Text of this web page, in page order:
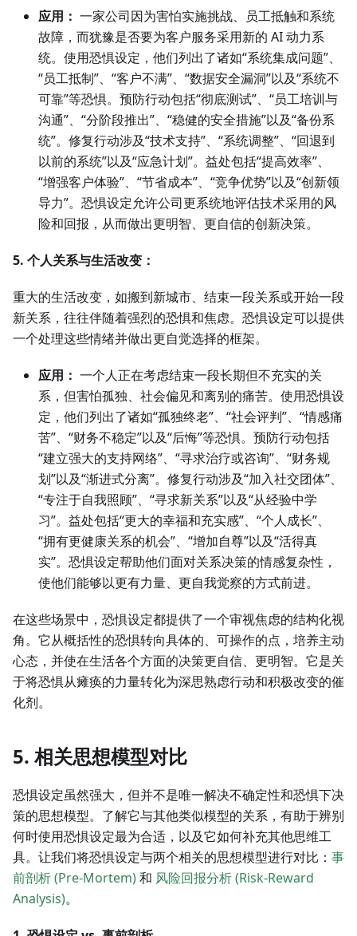
应用： 一家公司因为害怕实施挑战、员工抵触和系统
故障，而犹豫是否要为客户服务采用新的 AI 动力系
统。使用恐惧设定，他们列出了诸如“系统集成问题”、
“员工抵制”、“客户不满”、“数据安全漏洞”以及“系统不
可靠”等恐惧。预防行动包括“彻底测试”、“员工培训与
沟通”、“分阶段推出”、“稳健的安全措施”以及“备份系
统”。修复行动涉及“技术支持”、“系统调整”、“回退到
以前的系统”以及“应急计划”。益处包括“提高效率”、
“增强客户体验”、“节省成本”、“竞争优势”以及“创新领
导力”。恐惧设定允许公司更系统地评估技术采用的风
险和回报，从而做出更明智、更自信的创新决策。
5. 个人关系与生活改变：
重大的生活改变，如搬到新城市、结束一段关系或开始一段
新关系，往往伴随着强烈的恐惧和焦虑。恐惧设定可以提供
一个处理这些情绪并做出更自觉选择的框架。
应用： 一个人正在考虑结束一段长期但不充实的关
系，但害怕孤独、社会偏见和离别的痛苦。使用恐惧设
定，他们列出了诸如“孤独终老”、“社会评判”、“情感痛
苦”、“财务不稳定”以及“后悔”等恐惧。预防行动包括
“建立强大的支持网络”、“寻求治疗或咨询”、“财务规
划”以及“渐进式分离”。修复行动涉及“加入社交团体”、
“专注于自我照顾”、“寻求新关系”以及“从经验中学
习”。益处包括“更大的幸福和充实感”、“个人成长”、
“拥有更健康关系的机会”、“增加自尊”以及“活得真
实”。恐惧设定帮助他们面对关系决策的情感复杂性，
使他们能够以更有力量、更自我觉察的方式前进。
在这些场景中，恐惧设定都提供了一个审视焦虑的结构化视
角。它从概括性的恐惧转向具体的、可操作的点，培养主动
心态，并使在生活各个方面的决策更自信、更明智。它是关
于将恐惧从瘫痪的力量转化为深思熟虑行动和积极改变的催
化剂。
5. 相关思想模型对比
恐惧设定虽然强大，但并不是唯一解决不确定性和恐惧下决
策的思想模型。了解它与其他类似模型的关系，有助于辨别
何时使用恐惧设定最为合适，以及它如何补充其他思维工
具。让我们将恐惧设定与两个相关的思想模型进行对比： 事
前剖析 (Pre-Mortem)和 风险回报分析 (Risk-Reward
Analysis)。